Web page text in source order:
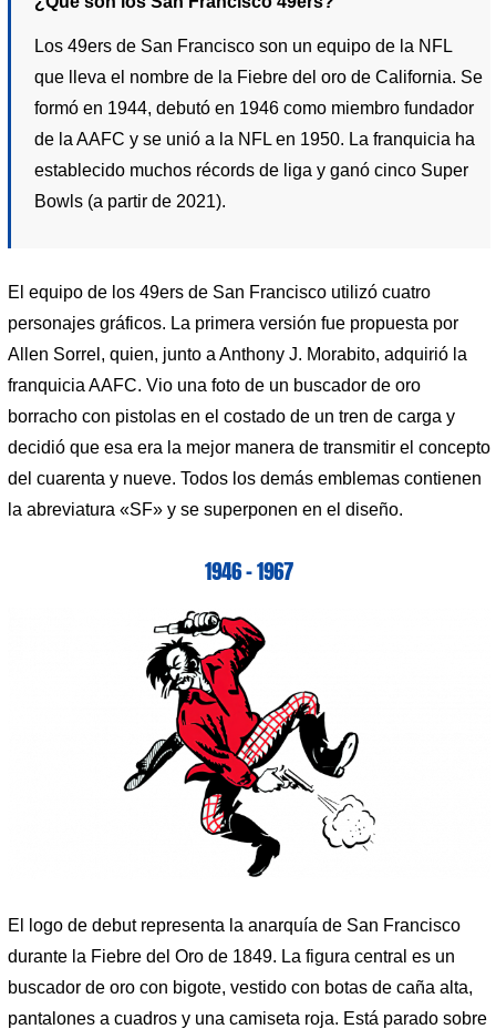
Los 49ers de San Francisco son un equipo de la NFL
que lleva el nombre de la Fiebre del oro de California. Se
formó en 1944, debutó en 1946 como miembro fundador
de la AAFC y se unió a la NFL en 1950. La franquicia ha
establecido muchos récords de liga y ganó cinco Super
Bowls (a partir de 2021).
El equipo de los 49ers de San Francisco utilizó cuatro
personajes gráficos. La primera versión fue propuesta por
Allen Sorrel, quien, junto a Anthony J. Morabito, adquirió la
franquicia AAFC. Vio una foto de un buscador de oro
borracho con pistolas en el costado de un tren de carga y
decidió que esa era la mejor manera de transmitir el concepto
del cuarenta y nueve. Todos los demás emblemas contienen
la abreviatura «SF» y se superponen en el diseño.
1946 – 1967
El logo de debut representa la anarquía de San Francisco
durante la Fiebre del Oro de 1849. La figura central es un
buscador de oro con bigote, vestido con botas de caña alta,
pantalones a cuadros y una camiseta roja. Está parado sobre